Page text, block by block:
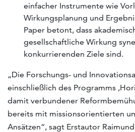
einfacher Instrumente wie
Wirkungsplanung und
Paper betont, dass
gesellschaftliche Wirkung
konkurrierenden Ziele sind.
„Die Forschungs- und
einschließlich des Programms
damit verbundener
bereits mit missionsorientierten
Ansätzen“, sagt Erstautor